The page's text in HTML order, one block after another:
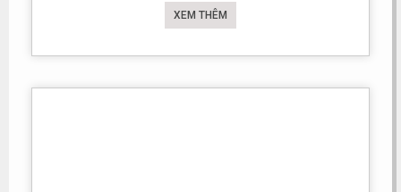
XEM THÊM